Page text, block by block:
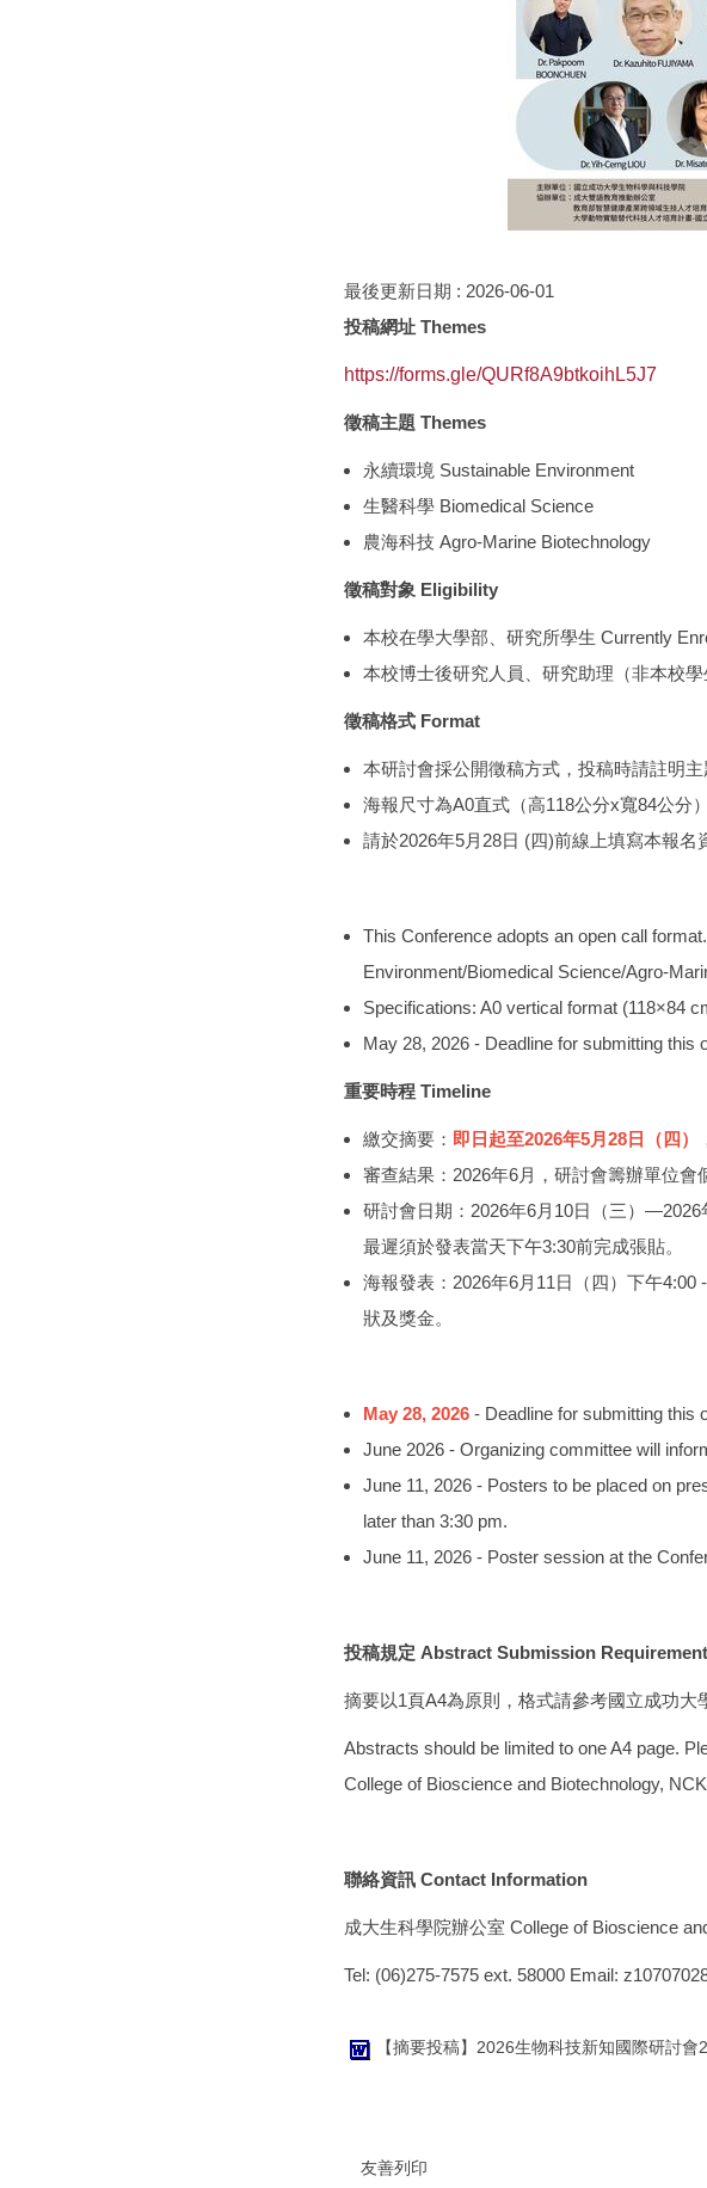
最後更新日期 : 2026-06-01
投稿網址 Themes
https://forms.gle/QURf8A9btkoihL5J7
徵稿主題 Themes
永續環境 Sustainable Environment
生醫科學 Biomedical Science
農海科技 Agro-Marine Biotechnology
徵稿對象 Eligibility
本校在學大學部、研究所學生 Currently
本校博士後研究人員、研究助理（非本校學
徵稿格式 Format
本研討會採公開徵稿方式，投稿時請註明
海報尺寸為A0直式（高118公分x寬84公分）
請於2026年5月28日 (四)前線上填寫本報名
This Conference adopts an open call
Environment/Biomedical Science/Agro-
Specifications: A0 vertical format (118×84
May 28, 2026 - Deadline for submitting this
重要時程 Timeline
繳交摘要： 即日起至2026年5月28日（四）
審查結果：2026年6月，研討會籌辦單位會
研討會日期：2026年6月10日（三）—2026
最遲須於發表當天下午3:30前完成張貼。
海報發表：2026年6月11日（四）下午
狀及獎金。
May 28, 2026 - Deadline for submitting this
June 2026 - Organizing committee will
June 11, 2026 - Posters to be placed on
later than 3:30 pm.
June 11, 2026 - Poster session at the
投稿規定 Abstract Submission
摘要以1頁A4為原則，格式請參考國立成功大
Abstracts should be limited to one A4 page.
College of Bioscience and Biotechnology,
聯絡資訊 Contact Information
成大生科學院辦公室 College of Bioscience
Tel: (06)275-7575 ext. 58000 Email:
【摘要投稿】2026生物科技新知國際研討
友善列印